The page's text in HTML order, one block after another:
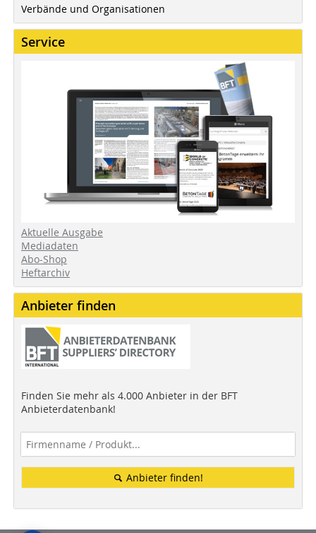
Verbände und Organisationen
Service
Aktuelle Ausgabe
Mediadaten
Abo-Shop
Heftarchiv
Anbieter finden
Finden Sie mehr als 4.000 Anbieter in der BFT
Anbieterdatenbank!
Anbieter finden!